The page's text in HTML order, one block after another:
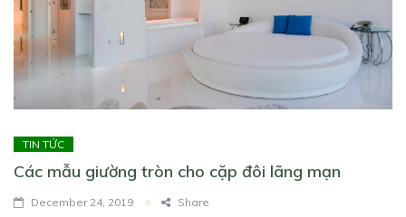
TIN TỨC
Các mẫu giường tròn cho cặp đôi lãng mạn
December 24, 2019 Share